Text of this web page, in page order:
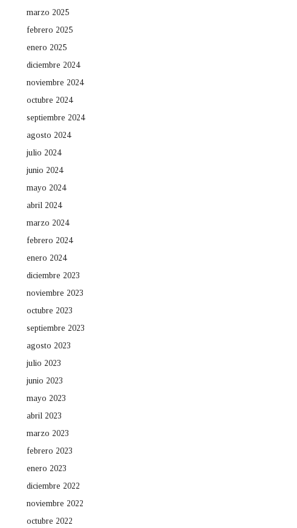
marzo 2025
febrero 2025
enero 2025
diciembre 2024
noviembre 2024
octubre 2024
septiembre 2024
agosto 2024
julio 2024
junio 2024
mayo 2024
abril 2024
marzo 2024
febrero 2024
enero 2024
diciembre 2023
noviembre 2023
octubre 2023
septiembre 2023
agosto 2023
julio 2023
junio 2023
mayo 2023
abril 2023
marzo 2023
febrero 2023
enero 2023
diciembre 2022
noviembre 2022
octubre 2022